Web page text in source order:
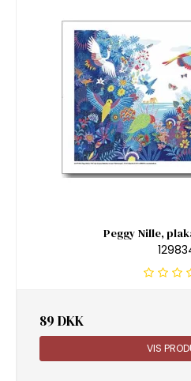
Peggy Nille,
89 DKK
VIS